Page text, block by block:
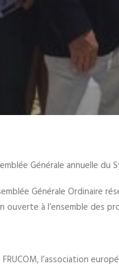
Générale annuelle
Générale Ordinaire
ouverte à l’ensemble des
l’association